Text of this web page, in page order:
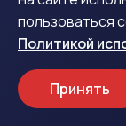
Запись в
РКН
пользоваться
Политикой
Принять